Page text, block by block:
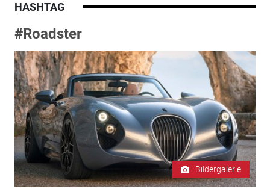
HASHTAG
#Roadster
Bildergalerie